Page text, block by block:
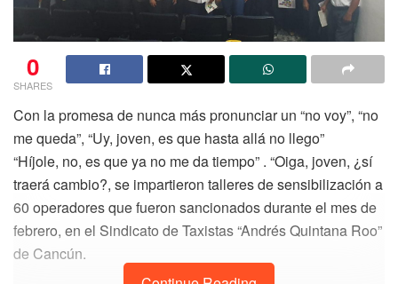
0
SHARES
Con la promesa de nunca más pronunciar un “no voy”, “no
me queda”, “Uy, joven, es que hasta allá no llego”
“Híjole, no, es que ya no me da tiempo” . “Oiga, joven, ¿sí
traerá cambio?, se impartieron talleres de sensibilización a
60 operadores que fueron sancionados durante el mes de
febrero, en el Sindicato de Taxistas “Andrés Quintana Roo”
de Cancún.